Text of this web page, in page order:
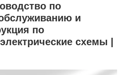
по
и
по
схемы |